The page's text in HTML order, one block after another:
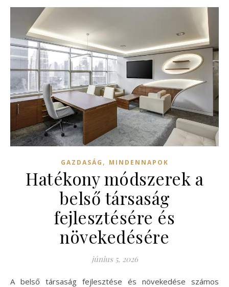
GAZDASÁG , MINDENNAPOK
Hatékony módszerek a
belső társaság
fejlesztésére és
növekedésére
június 5, 2026
A belső társaság fejlesztése és növekedése számos